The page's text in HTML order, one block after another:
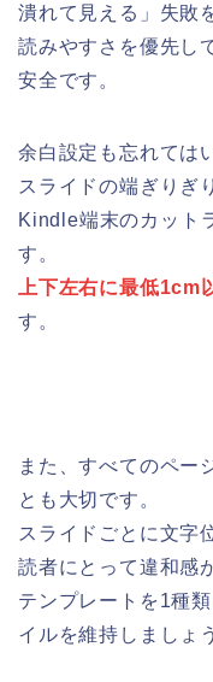
潰れて見える」失敗
読みやすさを優先し
安全です。
余白設定も忘れては
スライドの端ぎりぎ
Kindle端末のカット
す。
上下左右に最低1cm
す。
また、すべてのペー
とも大切です。
スライドごとに文字
読者にとって違和感
テンプレートを1種
イルを維持しましょ